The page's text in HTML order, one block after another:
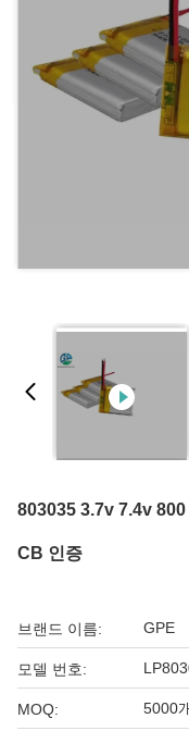
803035 3.7v 7.4v
CB 인증
브랜드 이름: GPE
모델 번호:
MOQ: 5000